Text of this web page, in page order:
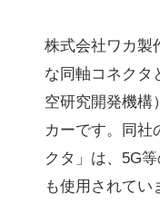
株式会社ワカ製
な同軸コネクタ
空研究開発機構
カーです。同社
クタ」は、5G
も使用されてい